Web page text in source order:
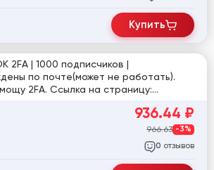
Купить
2FA | 1000 подписчиков |
по почте(может не работать).
2FA. Ссылка на страницу:
936.44 ₽
966.63 -3%
0 отзывов